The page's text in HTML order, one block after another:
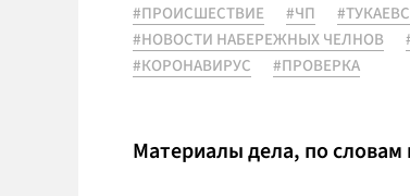
#ПРОИСШЕСТВИЕ
#ЧП
#НОВОСТИ НАБЕРЕЖНЫХ ЧЕЛНОВ
#КОРОНАВИРУС
#ПРОВЕРКА
Материалы дела, по словам